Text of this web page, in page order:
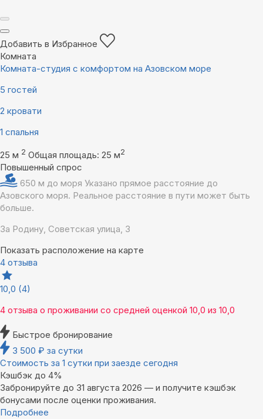
Добавить в Избранное
Комната
Комната-студия с комфортом на Азовском море
5 гостей
2 кровати
1 спальня
25 м 2 Общая площадь: 25 м2
Повышенный спрос
650 м до моря Указано прямое расстояние до
Азовского моря. Реальное расстояние в пути может быть
больше.
За Родину, Советская улица, 3
Показать расположение на карте
4 отзыва
10,0 (4)
4 отзыва о проживании со средней оценкой 10,0 из 10,0
Быстрое бронирование
3 500 ₽ за сутки
Стоимость за 1 сутки при заезде сегодня
Кэшбэк до 4%
Забронируйте до 31 августа 2026 — и получите кэшбэк
бонусами после оценки проживания.
Подробнее